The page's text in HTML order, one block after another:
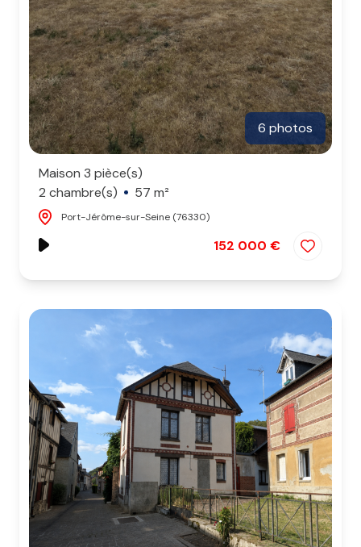
6 photos
Maison 3 pièce(s)
2 chambre(s)
57 m²
Port-Jérôme-sur-Seine (76330)
152 000 €